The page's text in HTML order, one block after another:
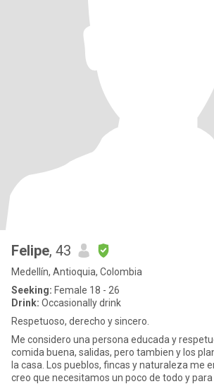
Felipe, 43
Medellín, Antioquia, Colombia
Seeking: Female 18 - 26
Drink: Occasionally drink
Respetuoso, derecho y sincero.
Me considero una persona educada y
comida buena, salidas, pero tambien y los
la casa. Los pueblos, fincas y naturaleza me
creo que necesitamos un poco de todo y